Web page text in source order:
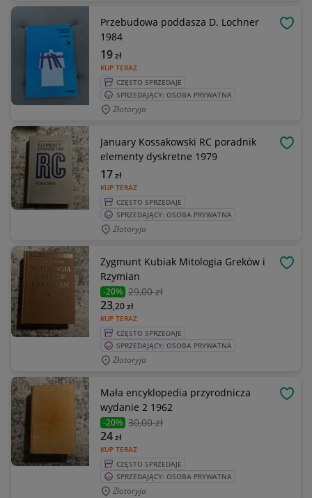
Przebudowa poddasza D. Lochner
1984
KUP TERAZ
19zł
CZĘSTO SPRZEDAJE
SPRZEDAJĄCY: OSOBA PRYWATNA
Złotoryja
January Kossakowski RC poradnik
elementy dyskretne 1979
KUP TERAZ
17zł
CZĘSTO SPRZEDAJE
SPRZEDAJĄCY: OSOBA PRYWATNA
Złotoryja
Zygmunt Kubiak Mitologia Greków i
Rzymian
-20% 29,00 zł
KUP TERAZ
23,20zł
CZĘSTO SPRZEDAJE
SPRZEDAJĄCY: OSOBA PRYWATNA
Złotoryja
Mała encyklopedia przyrodnicza
wydanie 2 1962
-20% 30,00 zł
KUP TERAZ
24zł
CZĘSTO SPRZEDAJE
SPRZEDAJĄCY: OSOBA PRYWATNA
Złotoryja